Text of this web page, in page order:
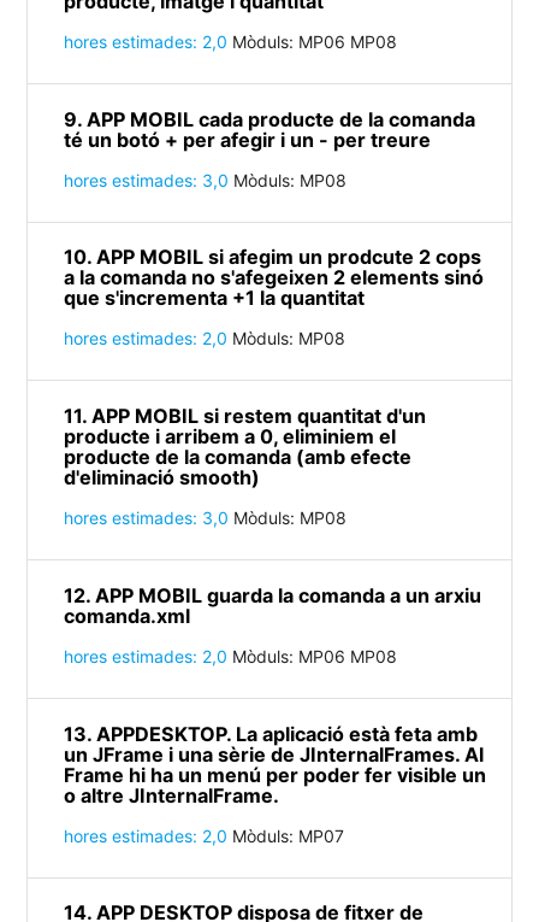
hores estimades: 2,0 Mòduls: MP06 MP08
9. APP MOBIL cada producte de la comanda
té un botó + per afegir i un - per treure
hores estimades: 3,0 Mòduls: MP08
10. APP MOBIL si afegim un prodcute 2 cops
a la comanda no s'afegeixen 2 elements sinó
que s'incrementa +1 la quantitat
hores estimades: 2,0 Mòduls: MP08
11. APP MOBIL si restem quantitat d'un
producte i arribem a 0, eliminiem el
producte de la comanda (amb efecte
d'eliminació smooth)
hores estimades: 3,0 Mòduls: MP08
12. APP MOBIL guarda la comanda a un arxiu
comanda.xml
hores estimades: 2,0 Mòduls: MP06 MP08
13. APPDESKTOP. La aplicació està feta amb
un JFrame i una sèrie de JInternalFrames. Al
Frame hi ha un menú per poder fer visible un
o altre JInternalFrame.
hores estimades: 2,0 Mòduls: MP07
14. APP DESKTOP disposa de fitxer de